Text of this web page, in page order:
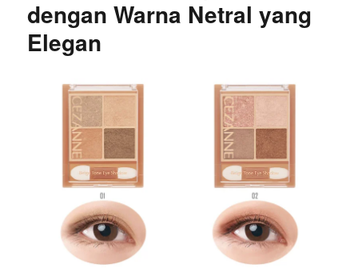
dengan Warna Netral yang
Elegan